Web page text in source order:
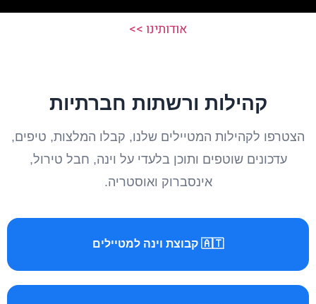
אודותינו >>
קהילות ורשתות חברתיות
הצטרפו לקהילות המטיילים שלנו, קבלו המלצות, טיפים,
עדכונים שוטפים ותוכן בלעדי על וינה, חבל טירול,
אינסברוק ואוסטריה.
🇦🇹 קבוצת וינה למטיילים